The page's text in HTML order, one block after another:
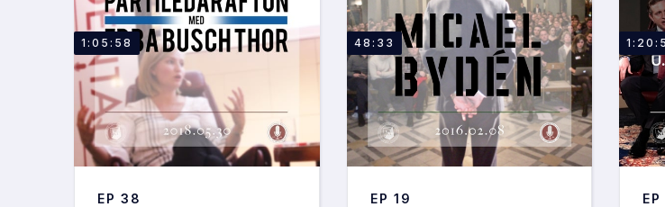
1:05:58
EP 38
48:33
EP 19 EP